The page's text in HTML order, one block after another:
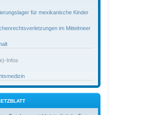
für mexikanische Kinder
im Mittelmeer
Infos